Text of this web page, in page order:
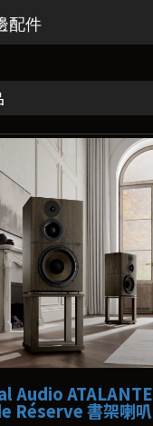
配件
Audio ATALANTE
Réserve 書架喇叭